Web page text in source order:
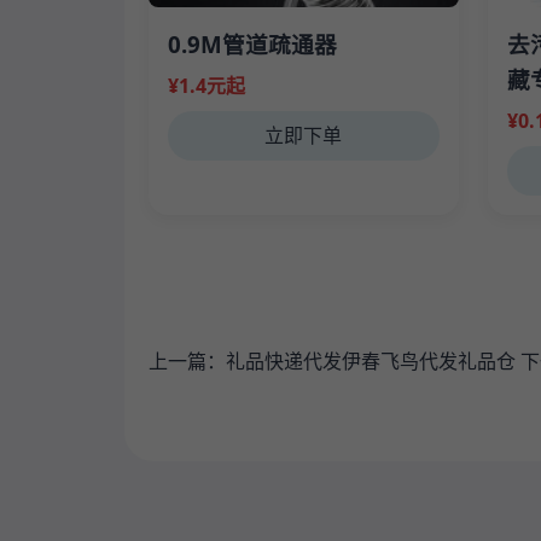
0.9M管道疏通器
¥1.4元起
立即下单
去
藏
上一篇： 礼品快递代发伊春飞鸟代发礼品仓